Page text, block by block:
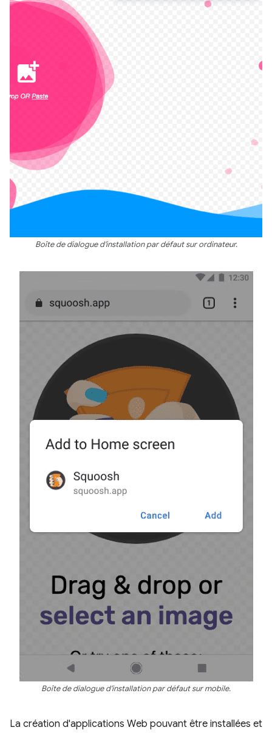
Boîte de dialogue d'installation par défaut sur ordinateur.
Boîte de dialogue d'installation par défaut sur mobile.
La création d'applications Web pouvant être installées et